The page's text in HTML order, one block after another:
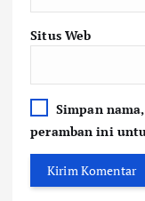
Situs Web
Simpan
peramban ini